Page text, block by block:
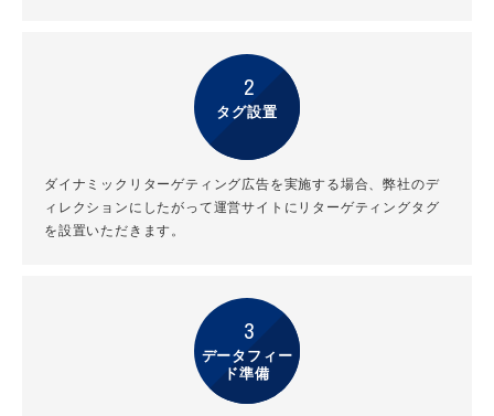
2
タグ設置
ダイナミックリターゲティング広告を実施する場合、弊社のデ
ィレクションにしたがって運営サイトにリターゲティングタグ
を設置いただきます。
3
データフィー
ド準備